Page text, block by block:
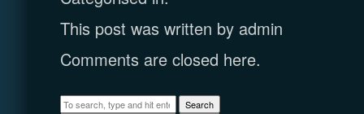
This post was written by admin
Comments are closed here.
Search